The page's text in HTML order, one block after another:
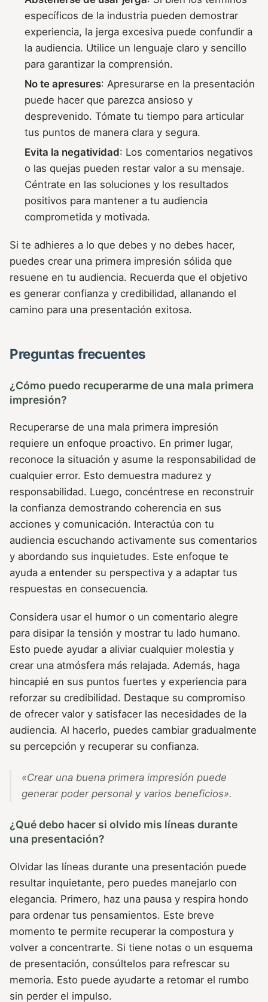
específicos de la industria pueden demostrar
experiencia, la jerga excesiva puede confundir a
la audiencia. Utilice un lenguaje claro y sencillo
para garantizar la comprensión.
No te apresures: Apresurarse en la presentación
puede hacer que parezca ansioso y
desprevenido. Tómate tu tiempo para articular
tus puntos de manera clara y segura.
Evita la negatividad: Los comentarios negativos
o las quejas pueden restar valor a su mensaje.
Céntrate en las soluciones y los resultados
positivos para mantener a tu audiencia
comprometida y motivada.
Si te adhieres a lo que debes y no debes hacer,
puedes crear una primera impresión sólida que
resuene en tu audiencia. Recuerda que el objetivo
es generar confianza y credibilidad, allanando el
camino para una presentación exitosa.
Preguntas frecuentes
¿Cómo puedo recuperarme de una mala primera
impresión?
Recuperarse de una mala primera impresión
requiere un enfoque proactivo. En primer lugar,
reconoce la situación y asume la responsabilidad de
cualquier error. Esto demuestra madurez y
responsabilidad. Luego, concéntrese en reconstruir
la confianza demostrando coherencia en sus
acciones y comunicación. Interactúa con tu
audiencia escuchando activamente sus comentarios
y abordando sus inquietudes. Este enfoque te
ayuda a entender su perspectiva y a adaptar tus
respuestas en consecuencia.
Considera usar el humor o un comentario alegre
para disipar la tensión y mostrar tu lado humano.
Esto puede ayudar a aliviar cualquier molestia y
crear una atmósfera más relajada. Además, haga
hincapié en sus puntos fuertes y experiencia para
reforzar su credibilidad. Destaque su compromiso
de ofrecer valor y satisfacer las necesidades de la
audiencia. Al hacerlo, puedes cambiar gradualmente
su percepción y recuperar su confianza.
«Crear una buena primera impresión puede
generar poder personal y varios beneficios».
¿Qué debo hacer si olvido mis líneas durante
una presentación?
Olvidar las líneas durante una presentación puede
resultar inquietante, pero puedes manejarlo con
elegancia. Primero, haz una pausa y respira hondo
para ordenar tus pensamientos. Este breve
momento te permite recuperar la compostura y
volver a concentrarte. Si tiene notas o un esquema
de presentación, consúltelos para refrescar su
memoria. Esto puede ayudarte a retomar el rumbo
sin perder el impulso.